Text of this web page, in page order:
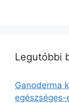
Legutóbbi
Ganoderma
egészséges-